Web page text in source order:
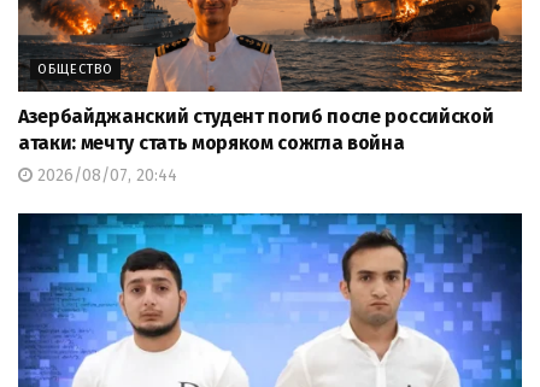
ОБЩЕСТВО
Азербайджанский студент погиб после российской
атаки: мечту стать моряком сожгла война
2026/08/07, 20:44